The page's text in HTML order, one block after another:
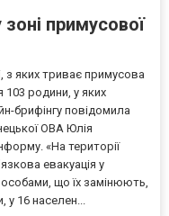
примусової
з яких триває примусова
103 родини, у яких
брифінгу повідомила
ОВА Юлія
«На території
евакуація у
що їх замінюють,
16 населен...